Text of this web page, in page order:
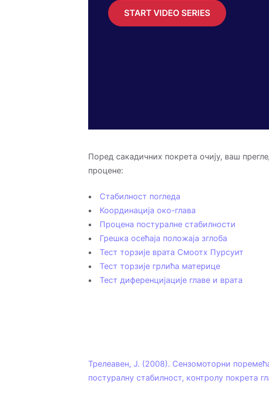
START VIDEO SERIES
Поред сакадичних покрета очију, ваш
процене:
Стабилност погледа
Координација око-глава
Процена постуралне стабилности
Грешка осећаја положаја зглоба
Тест торзије врата Смоотх Пурсуит
Тест торзије грлића материце
Тест диференцијације главе и врата
Трелеавен, Ј. (2008). Сензомоторни
постуралну стабилност, контролу покрета